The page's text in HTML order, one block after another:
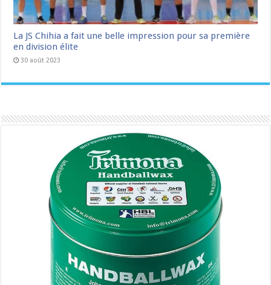
La JS Chihia a fait une belle impression pour sa première
en division élite
30 août 2023